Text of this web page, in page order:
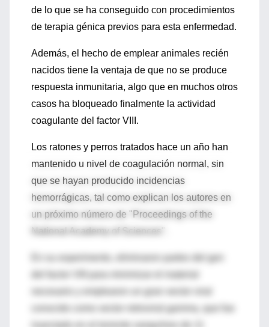
de lo que se ha conseguido con procedimientos
de terapia génica previos para esta enfermedad.
Además, el hecho de emplear animales recién
nacidos tiene la ventaja de que no se produce
respuesta inmunitaria, algo que en muchos otros
casos ha bloqueado finalmente la actividad
coagulante del factor VIII.
Los ratones y perros tratados hace un año han
mantenido u nivel de coagulación normal, sin
que se hayan producido incidencias
hemorrágicas, tal como explican los autores en
un próximo número de "Proceedings of the
National Academy of Sciences".
En su experimento, eliminaron partes del gen
conocido como vector retroviral gamma, que fue
inyectado en el torrente sanguíneo de 11